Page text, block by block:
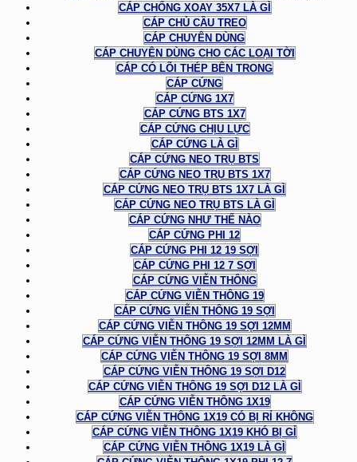
CÁP CHỐNG XOAY 35X7 LÀ GÌ
CÁP CHỦ CẦU TREO
CÁP CHUYÊN DÙNG
CÁP CHUYÊN DÙNG CHO CÁC LOẠI TỜI
CÁP CÓ LÕI THÉP BÊN TRONG
CÁP CỨNG
CÁP CỨNG 1X7
CÁP CỨNG BTS 1X7
CÁP CỨNG CHỊU LỰC
CÁP CỨNG LÀ GÌ
CÁP CỨNG NEO TRỤ BTS
CÁP CỨNG NEO TRỤ BTS 1X7
CÁP CỨNG NEO TRỤ BTS 1X7 LÀ GÌ
CÁP CỨNG NEO TRỤ BTS LÀ GÌ
CÁP CỨNG NHƯ THẾ NÀO
CÁP CỨNG PHI 12
CÁP CỨNG PHI 12 19 SỢI
CÁP CỨNG PHI 12 7 SỢI
CÁP CỨNG VIỄN THÔNG
CÁP CỨNG VIỄN THÔNG 19
CÁP CỨNG VIỄN THÔNG 19 SỢI
CÁP CỨNG VIỄN THÔNG 19 SỢI 12MM
CÁP CỨNG VIỄN THÔNG 19 SỢI 12MM LÀ GÌ
CÁP CỨNG VIỄN THÔNG 19 SỢI 8MM
CÁP CỨNG VIỄN THÔNG 19 SỢI D12
CÁP CỨNG VIỄN THÔNG 19 SỢI D12 LÀ GÌ
CÁP CỨNG VIỄN THÔNG 1X19
CÁP CỨNG VIỄN THÔNG 1X19 CÓ BỊ RỈ KHÔNG
CÁP CỨNG VIỄN THÔNG 1X19 KHÓ BỊ GỈ
CÁP CỨNG VIỄN THÔNG 1X19 LÀ GÌ